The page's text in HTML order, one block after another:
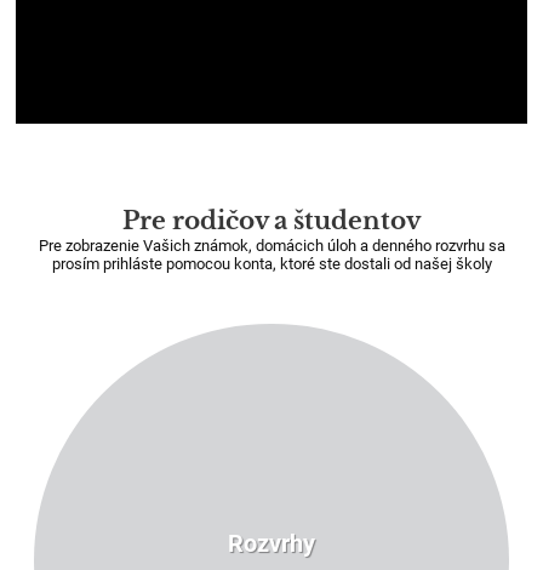
Pre rodičov a študentov
Pre zobrazenie Vašich známok, domácich úloh a denného rozvrhu sa
prosím prihláste pomocou konta, ktoré ste dostali od našej školy
Rozvrhy